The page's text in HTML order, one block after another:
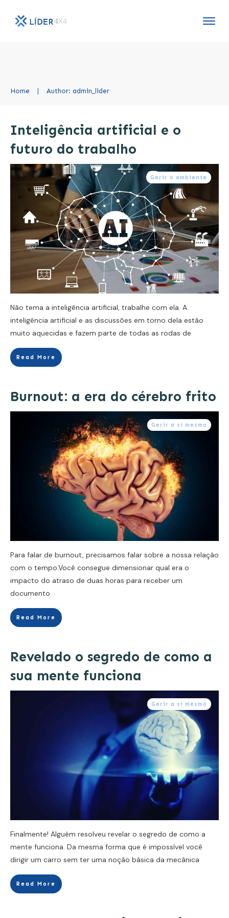
Home Author: admin_lider
Inteligência artificial e o
futuro do trabalho
Gerir o ambiente
Não tema a inteligência artificial, trabalhe com ela. A
inteligência artificial e as discussões em torno dela estão
muito aquecidas e fazem parte de todas as rodas de
Read More
Burnout: a era do cérebro frito
Gerir a si mesmo
Para falar de burnout, precisamos falar sobre a nossa relação
com o tempo.Você consegue dimensionar qual era o
impacto do atraso de duas horas para receber um
documento
Read More
Revelado o segredo de como a
sua mente funciona
Gerir a si mesmo
Finalmente! Alguém resolveu revelar o segredo de como a
mente funciona. Da mesma forma que é impossível você
dirigir um carro sem ter uma noção básica da mecânica
Read More